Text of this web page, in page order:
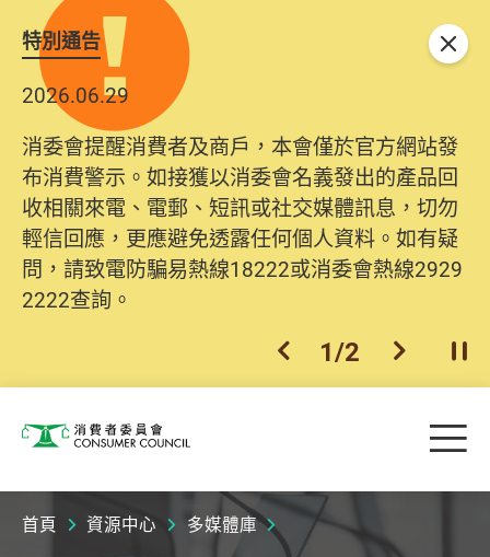
特別通告
2026.06.29
消委會提醒消費者及商戶，本會僅於官方網站發
布消費警示。如接獲以消委會名義發出的產品回
收相關來電、電郵、短訊或社交媒體訊息，切勿
輕信回應，更應避免透露任何個人資料。如有疑
問，請致電防騙易熱線18222或消委會熱線2929
2222查詢。
上一個
1/2 下一個開
關閉
消費者委員會 目
首頁 資源中心 多媒體庫